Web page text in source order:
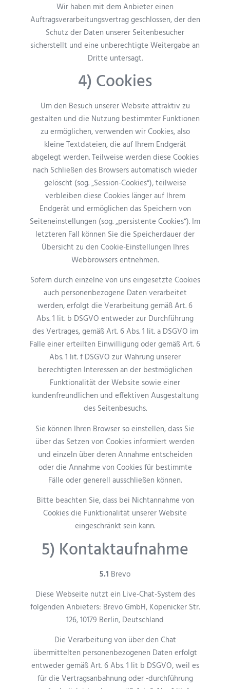
Wir haben mit dem Anbieter einen
Auftragsverarbeitungsvertrag geschlossen, der den
Schutz der Daten unserer Seitenbesucher
sicherstellt und eine unberechtigte Weitergabe an
Dritte untersagt.
4) Cookies
Um den Besuch unserer Website attraktiv zu
gestalten und die Nutzung bestimmter Funktionen
zu ermöglichen, verwenden wir Cookies, also
kleine Textdateien, die auf Ihrem Endgerät
abgelegt werden. Teilweise werden diese Cookies
nach Schließen des Browsers automatisch wieder
gelöscht (sog. „Session-Cookies“), teilweise
verbleiben diese Cookies länger auf Ihrem
Endgerät und ermöglichen das Speichern von
Seiteneinstellungen (sog. „persistente Cookies“). Im
letzteren Fall können Sie die Speicherdauer der
Übersicht zu den Cookie-Einstellungen Ihres
Webbrowsers entnehmen.
Sofern durch einzelne von uns eingesetzte Cookies
auch personenbezogene Daten verarbeitet
werden, erfolgt die Verarbeitung gemäß Art. 6
Abs. 1 lit. b DSGVO entweder zur Durchführung
des Vertrages, gemäß Art. 6 Abs. 1 lit. a DSGVO im
Falle einer erteilten Einwilligung oder gemäß Art. 6
Abs. 1 lit. f DSGVO zur Wahrung unserer
berechtigten Interessen an der bestmöglichen
Funktionalität der Website sowie einer
kundenfreundlichen und effektiven Ausgestaltung
des Seitenbesuchs.
Sie können Ihren Browser so einstellen, dass Sie
über das Setzen von Cookies informiert werden
und einzeln über deren Annahme entscheiden
oder die Annahme von Cookies für bestimmte
Fälle oder generell ausschließen können.
Bitte beachten Sie, dass bei Nichtannahme von
Cookies die Funktionalität unserer Website
eingeschränkt sein kann.
5) Kontaktaufnahme
5.1 Brevo
Diese Webseite nutzt ein Live-Chat-System des
folgenden Anbieters: Brevo GmbH, Köpenicker Str.
126, 10179 Berlin, Deutschland
Die Verarbeitung von über den Chat
übermittelten personenbezogenen Daten erfolgt
entweder gemäß Art. 6 Abs. 1 lit b DSGVO, weil es
für die Vertragsanbahnung oder -durchführung